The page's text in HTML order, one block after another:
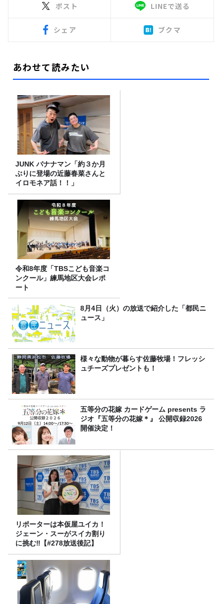
ポスト LINEで送る
シェア ブクマ
あわせて読みたい
JUNK バナナマン「約３か月
ぶりに登場の近藤春菜さんと
イロモネア話！！」
令和8年度「TBSこども音楽コ
ンクール」練馬地区大会レポ
ート
8月4日（火）の放送で紹介した「都民ニ
ュース」
様々な動物が暮らす佐藤牧場！フレッシ
ュチーズプレゼントも！
五等分の花嫁 カードゲーム presents ラ
ジオ『五等分の花嫁＊』 公開収録2026
開催決定！
リポーターは本仮屋ユイカ！
ジェーン・スーがスイカ割り
に挑む‼【#278放送後記】